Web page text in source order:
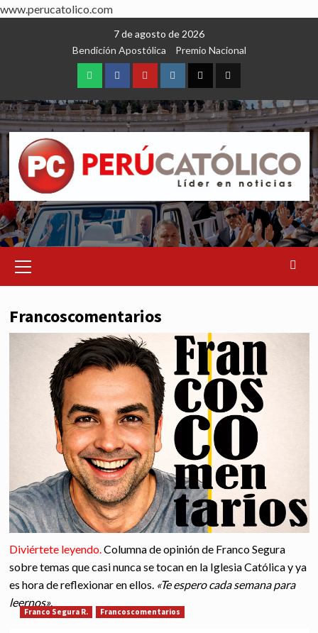
www.perucatolico.com
7 de agosto de 2026
Bendición Apostólica
Premio Nacional
WhatsAppFacebookYoutubeInstagram
X TikTok
Menu
Francoscomentarios
Diviértete leyendo.Columna de opinión de Franco Segura
sobre temas que casi nunca se tocan en la Iglesia Católica y ya
es hora de reflexionar en ellos. «Te espero cada semana para
leernos».
Franco Segura R. Francoscomentarios